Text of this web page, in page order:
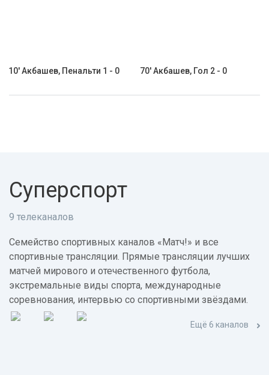
10' Акбашев, Пенальти 1 - 0 70' Акбашев, Гол 2 - 0
Суперспорт
9 телеканалов
Семейство спортивных каналов «Матч!» и все
спортивные трансляции. Прямые трансляции лучших
матчей мирового и отечественного футбола,
экстремальные виды спорта, международные
соревнования, интервью со спортивными звёздами.
Ещё 6 каналов